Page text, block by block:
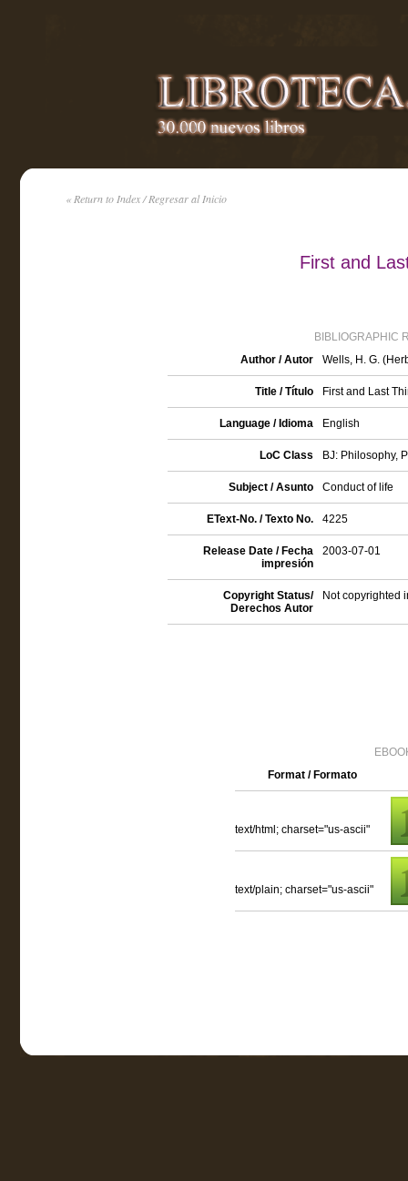
« Return to Index / Regresar al Inicio
First and
BIBLIOGRAPHIC
Author / Autor
Wells, H. G.
Title / Título First and Last
Language / Idioma English
LoC Class BJ: Philosophy,
Subject / Asunto Conduct of life
EText-No. / Texto No. 4225
Release Date / Fecha
impresión
2003-07-01
Copyright Status/
Derechos Autor
Not copyrighted
Format / Formato
text/html; charset="us-ascii"
text/plain; charset="us-ascii"